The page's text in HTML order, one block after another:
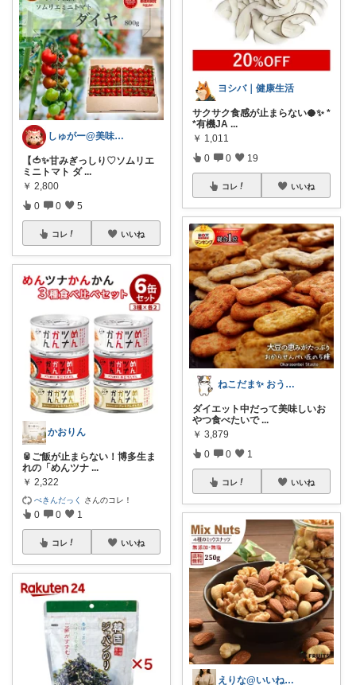
しゅがー@美味しいスイーツや雑貨紹介
【🍅✨甘みぎっしり♡ソムリエ
ミニトマト ダ ...
￥ 2,800
0 0 5
コレ いいね
かおりん
🥫ご飯が止まらない！博多生ま
れの「めんツナ ...
￥ 2,322
ぺきんだっく さんのコレ！
0 0 1
コレ いいね
ヨシバ｜健康生活
サクサク食感が止まらない🥥✨ *
*有機JA ...
￥ 1,011
0 0 19
コレ いいね
ねこだま✨ おうち時間充実ROOM🐾
ダイエット中だって美味しいお
やつ食べたいで ...
￥ 3,879
0 0 1
コレ いいね
えりな@いいね100%バック💓